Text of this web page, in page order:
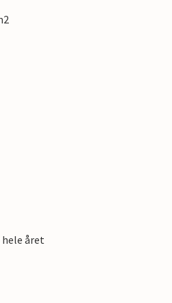
hele året